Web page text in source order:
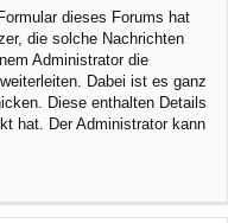
dieses Forums hat
die solche Nachrichten
Administrator die
Dabei ist es ganz
Diese enthalten Details
hat. Der Administrator kann